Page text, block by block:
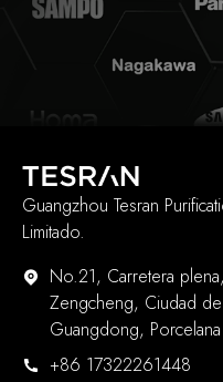
Guangzhou Tesran
Limitado.
No.21, Carretera
Zengcheng, Ciudad
Guangdong, Porcelana
+86 17322261448